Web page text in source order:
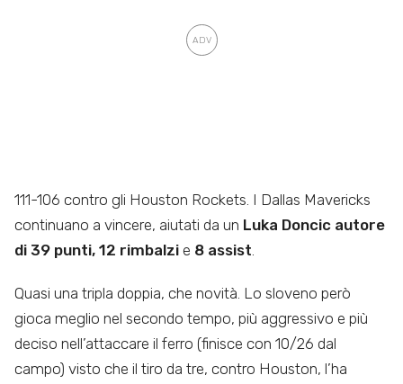
111-106 contro gli Houston Rockets. I Dallas Mavericks
continuano a vincere, aiutati da un Luka Doncic autore
di 39 punti, 12 rimbalzi e 8 assist
Quasi una tripla doppia, che novità. Lo sloveno però
gioca meglio nel secondo tempo, più aggressivo e più
deciso nell’attaccare il ferro (finisce con 10/26 dal
campo) visto che il tiro da tre, contro Houston, l’ha